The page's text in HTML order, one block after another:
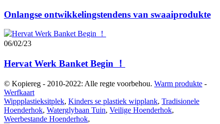
Onlangse ontwikkelingstendens van swaaiprodukte
06/02/23
Hervat Werk Banket Begin ！
© Kopiereg - 2010-2022: Alle regte voorbehou. Warm produkte -
Werfkaart
Wippplastieksitplek, Kinders se plastiek wipplank, Tradisionele
Hoenderhok, Waterglybaan Tuin, Veilige Hoenderhok,
Weerbestande Hoenderhok,